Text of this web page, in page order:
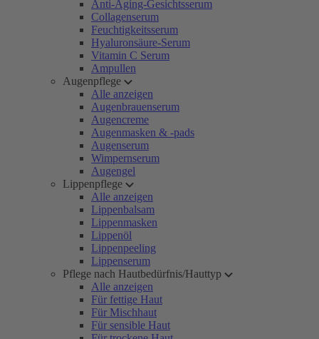
Anti-Aging-Gesichtsserum
Collagenserum
Feuchtigkeitsserum
Hyaluronsäure-Serum
Vitamin C Serum
Ampullen
Augenpflege
Alle anzeigen
Augenbrauenserum
Augencreme
Augenmasken & -pads
Augenserum
Wimpernserum
Augengel
Lippenpflege
Alle anzeigen
Lippenbalsam
Lippenmasken
Lippenöl
Lippenpeeling
Lippenserum
Pflege nach Hautbedürfnis/Hauttyp
Alle anzeigen
Für fettige Haut
Für Mischhaut
Für sensible Haut